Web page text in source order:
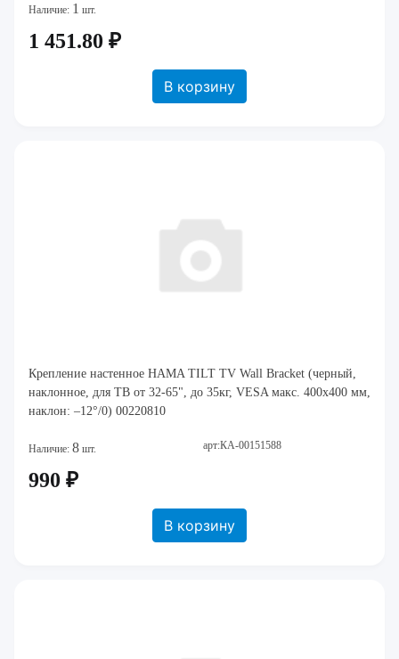
Наличие: 1 шт.
1 451.80 ₽
В корзину
Крепление настенное HAMA TILT TV Wall Bracket (черный,
наклонное, для ТВ от 32-65", до 35кг, VESA макс. 400x400 мм,
наклон: –12°/0) 00220810
Наличие: 8 шт. арт:КА-00151588
990 ₽
В корзину